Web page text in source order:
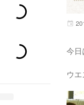
今
ウ